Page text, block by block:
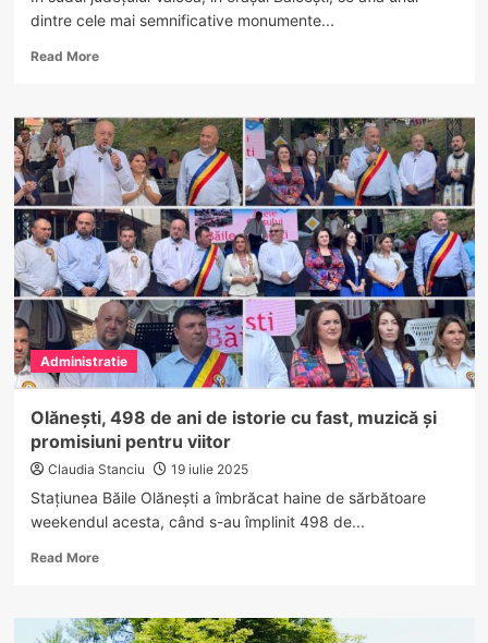
dintre cele mai semnificative monumente...
Read MoreRead
Conacele
Vâlcii
–
Rute
boierești
în
patrimoniul
cultural
vâlcean.
Conacul
Otetelișanu
din
Bălcești
–
unei
epoci
și
patrimoniului
Administratie
Olănești, 498 de ani de istorie cu fast, muzică și
promisiuni pentru viitor
Claudia Stanciu 19 iulie 2025
Stațiunea Băile Olănești a îmbrăcat haine de sărbătoare
weekendul acesta, când s-au împlinit 498 de...
Read MoreRead
Olănești,
498